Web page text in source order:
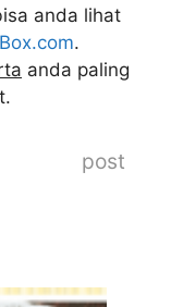
anda lihat
.
anda paling
post